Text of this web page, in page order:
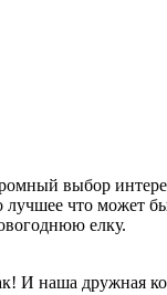
выбор
что может
елку.
наша дружная